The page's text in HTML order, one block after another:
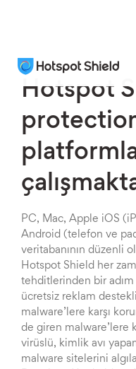
Hotspot
PC, Mac, Apple iOS
Android (telefon ve
veritabanının düzenli
Hotspot Shield her
tehditlerinden bir adım
ücretsiz reklam
malware’lere karşı
de giren malware’lere
virüslü, kimlik avı
malware sitelerini